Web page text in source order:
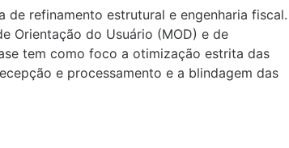
de refinamento estrutural e engenharia fiscal.
Orientação do Usuário (MOD) e de
tem como foco a otimização estrita das
e processamento e a blindagem das